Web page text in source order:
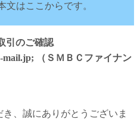
文はここからです。
引のご確認
mail.jp; （ＳＭＢＣファイナン
、誠にありがとうございま